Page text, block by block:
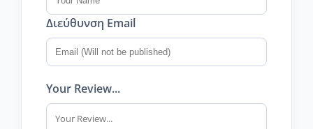
Διεύθυνση Email
Your Review...